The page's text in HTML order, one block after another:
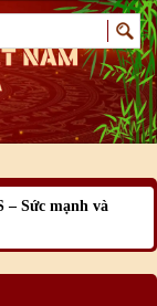
– Sức mạnh và